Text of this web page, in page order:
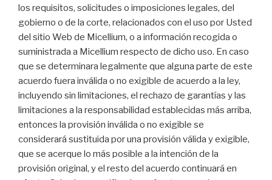
los requisitos, solicitudes o imposiciones legales, del
gobierno o de la corte, relacionados con el uso por Usted
del sitio Web de Micellium, o a información recogida o
suministrada a Micellium respecto de dicho uso. En caso
que se determinara legalmente que alguna parte de este
acuerdo fuera inválida o no exigible de acuerdo a la ley,
incluyendo sin limitaciones, el rechazo de garantías y las
limitaciones a la responsabilidad establecidas más arriba,
entonces la provisión inválida o no exigible se
considerará sustituida por una provisión válida y exigible,
que se acerque lo más posible a la intención de la
provisión original, y el resto del acuerdo continuará en